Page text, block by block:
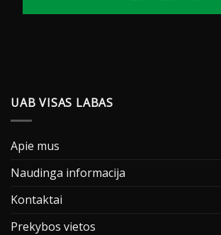
UAB VISAS LABAS
Apie mus
Naudinga informacija
Kontaktai
Prekybos vietos